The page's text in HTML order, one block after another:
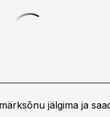
jälgima ja